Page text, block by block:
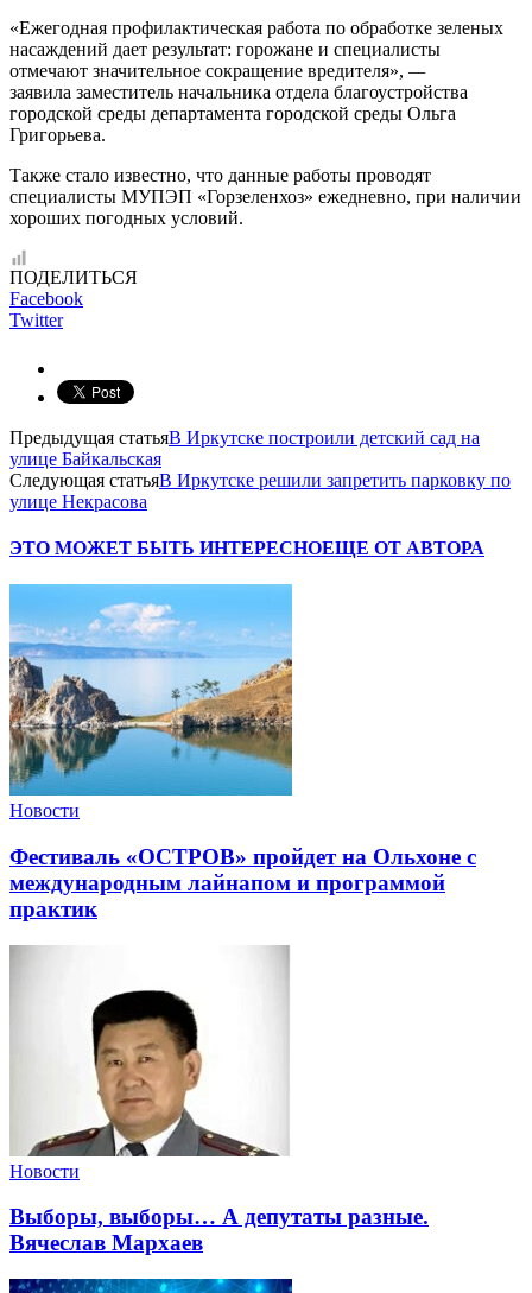
«Ежегодная профилактическая работа по обработке зеленых
насаждений дает результат: горожане и специалисты
отмечают значительное сокращение вредителя», —
заявила заместитель начальника отдела благоустройства
городской среды департамента городской среды Ольга
Григорьева.
Также стало известно, что данные работы проводят
специалисты МУПЭП «Горзеленхоз» ежедневно, при наличии
хороших погодных условий.
ПОДЕЛИТЬСЯ
Facebook
Twitter
Предыдущая статьяВ Иркутске построили детский сад на
улице Байкальская
Следующая статьяВ Иркутске решили запретить парковку по
улице Некрасова
ЭТО МОЖЕТ БЫТЬ ИНТЕРЕСНОЕЩЕ ОТ АВТОРА
Новости
Фестиваль «ОСТРОВ» пройдет на Ольхоне с
международным лайнапом и программой
практик
Новости
Выборы, выборы… А депутаты разные.
Вячеслав Мархаев